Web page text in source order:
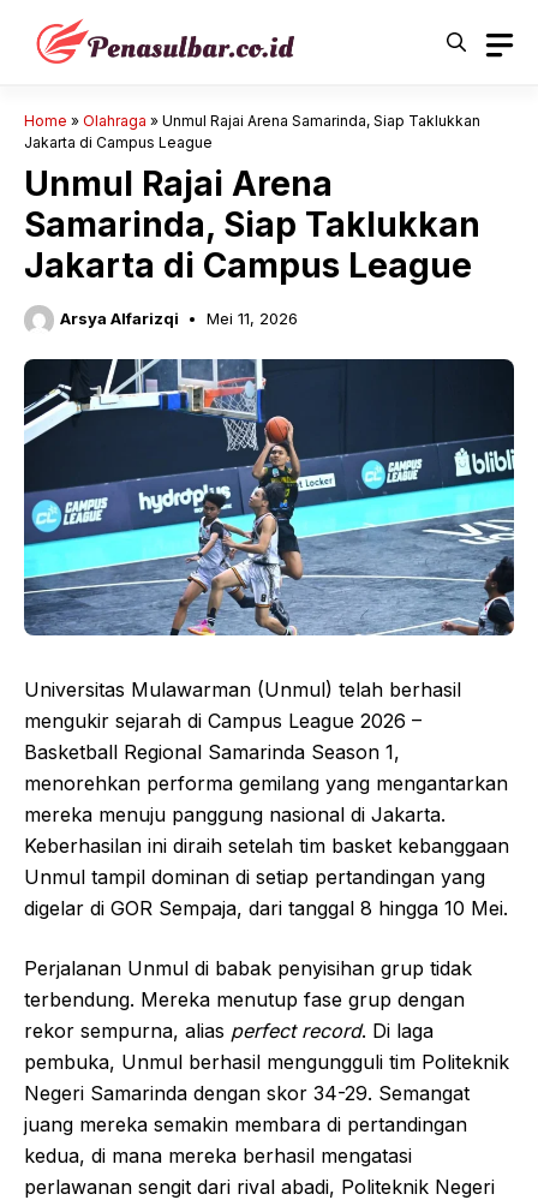
Langsung
Home » Olahraga » Unmul Rajai Arena Samarinda, Siap Taklukkan
Jakarta di Campus League
Unmul Rajai Arena
Samarinda, Siap Taklukkan
Jakarta di Campus League
Arsya Alfarizqi Mei 11, 2026
Universitas Mulawarman (Unmul) telah berhasil
mengukir sejarah di Campus League 2026 –
Basketball Regional Samarinda Season 1,
menorehkan performa gemilang yang mengantarkan
mereka menuju panggung nasional di Jakarta.
Keberhasilan ini diraih setelah tim basket kebanggaan
Unmul tampil dominan di setiap pertandingan yang
digelar di GOR Sempaja, dari tanggal 8 hingga 10 Mei.
Perjalanan Unmul di babak penyisihan grup tidak
terbendung. Mereka menutup fase grup dengan
rekor sempurna, alias perfect record. Di laga
pembuka, Unmul berhasil mengungguli tim Politeknik
Negeri Samarinda dengan skor 34-29. Semangat
juang mereka semakin membara di pertandingan
kedua, di mana mereka berhasil mengatasi
perlawanan sengit dari rival abadi, Politeknik Negeri